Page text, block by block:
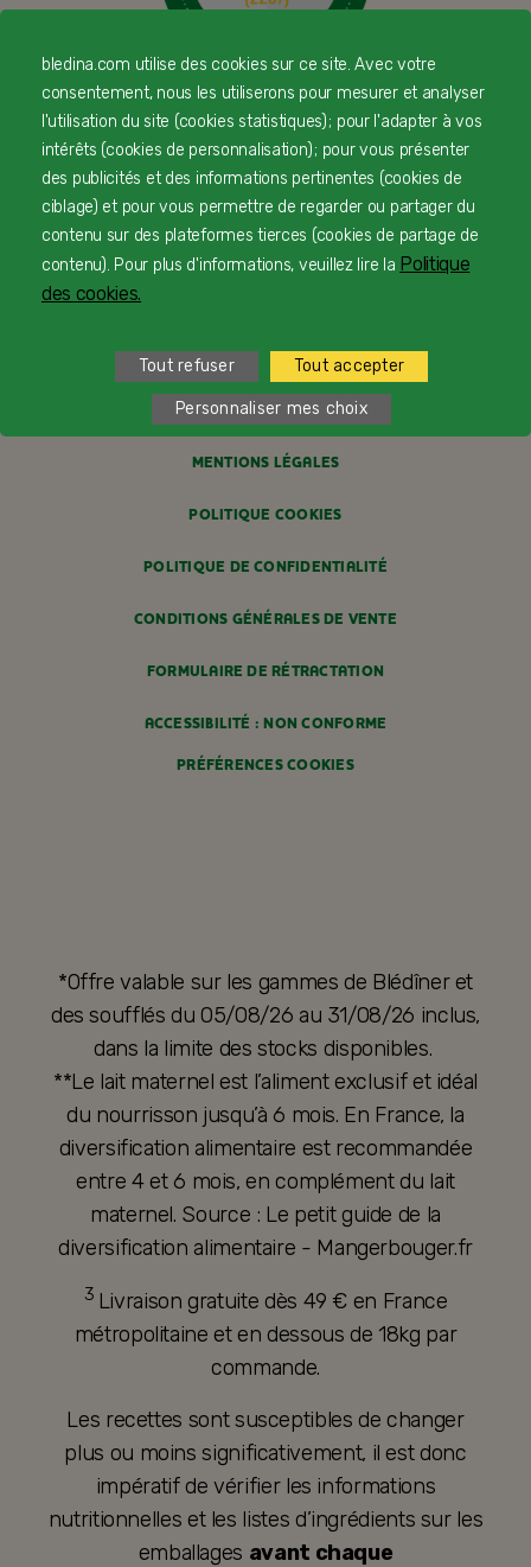
© Copyright Blédina 2025. Tous droits réservés
CONTACTEZ-NOUS
LIVRAISON
PROFESSIONNELS DE SANTÉ
FAQ
MENTIONS LÉGALES
POLITIQUE COOKIES
POLITIQUE DE CONFIDENTIALITÉ
CONDITIONS GÉNÉRALES DE VENTE
FORMULAIRE DE RÉTRACTATION
ACCESSIBILITÉ : NON CONFORME
PRÉFÉRENCES COOKIES
*Offre valable sur les gammes de Blédîner et
des soufflés du 05/08/26 au 31/08/26 inclus,
dans la limite des stocks disponibles.
**Le lait maternel est l’aliment exclusif et idéal
du nourrisson jusqu’à 6 mois. En France, la
diversification alimentaire est recommandée
entre 4 et 6 mois, en complément du lait
maternel. Source : Le petit guide de la
diversification alimentaire - Mangerbouger.fr
3 Livraison gratuite dès 49 € en France
métropolitaine et en dessous de 18kg par
commande.
Les recettes sont susceptibles de changer
plus ou moins significativement, il est donc
impératif de vérifier les informations
nutritionnelles et les listes d’ingrédients sur les
emballages avant chaque
bledina.com utilise des cookies sur ce site. Avec votre
consentement, nous les utiliserons pour mesurer et analyser
l'utilisation du site (cookies statistiques) ; pour l'adapter à vos
intérêts (cookies de personnalisation) ; pour vous présenter
des publicités et des informations pertinentes (cookies de
ciblage) et pour vous permettre de regarder ou partager du
contenu sur des plateformes tierces (cookies de partage de
contenu). Pour plus d'informations, veuillez lire la Politique
des cookies.
Tout refuser Tout accepter
Personnaliser mes choix